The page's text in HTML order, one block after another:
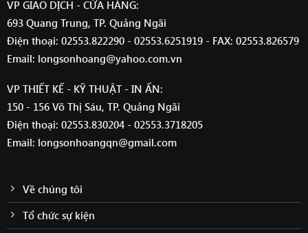
VP GIAO DỊCH - CỬA HÀNG:
693 Quang Trung, TP. Quảng Ngãi
Điện thoại: 02553.822290 - 02553.6251919 - FAX: 02553.826579
Email: longsonhoang@yahoo.com.vn
VP THIẾT KẾ - KỸ THUẬT - IN ẤN:
150 - 156 Võ Thị Sáu, TP. Quảng Ngãi
Điện thoại: 02553.830204 - 02553.3718205
Email: longsonhoangqn@gmail.com
Về chúng tôi
Tổ chức sự kiện